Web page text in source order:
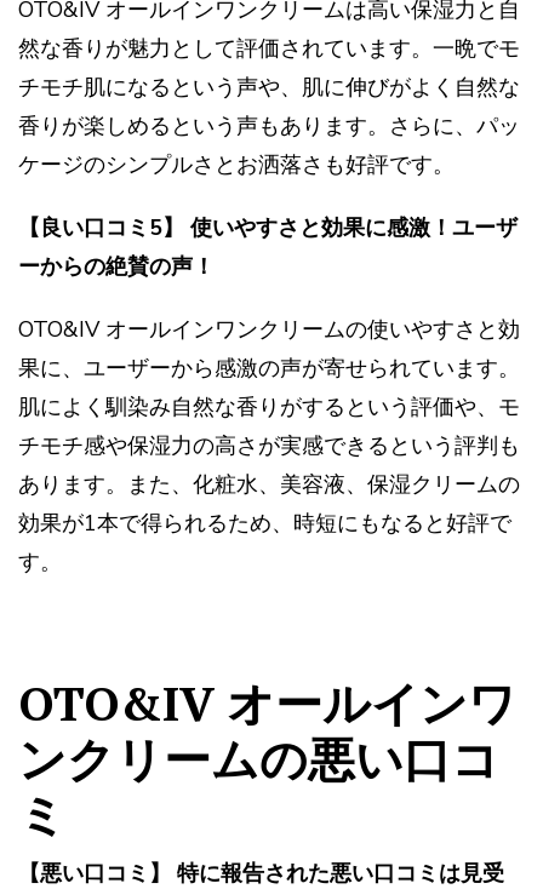
OTO&IV オールインワンクリームは高い保湿力と自
然な香りが魅力として評価されています。一晩でモ
チモチ肌になるという声や、肌に伸びがよく自然な
香りが楽しめるという声もあります。さらに、パッ
ケージのシンプルさとお洒落さも好評です。
【良い口コミ5】 使いやすさと効果に感激！ユーザ
ーからの絶賛の声！
OTO&IV オールインワンクリームの使いやすさと効
果に、ユーザーから感激の声が寄せられています。
肌によく馴染み自然な香りがするという評価や、モ
チモチ感や保湿力の高さが実感できるという評判も
あります。また、化粧水、美容液、保湿クリームの
効果が1本で得られるため、時短にもなると好評で
す。
OTO&IV オールインワ
ンクリームの悪い口コ
ミ
【悪い口コミ】 特に報告された悪い口コミは見受